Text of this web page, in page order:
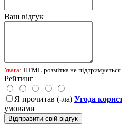
Ваш відгук
Увага: HTML розмітка не
Рейтинг
Я прочитав (-ла) Угода
умовами
Відправити свій відгук